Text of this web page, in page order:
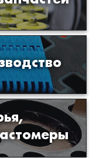
автомобиля
пластиков
либо
заказчика